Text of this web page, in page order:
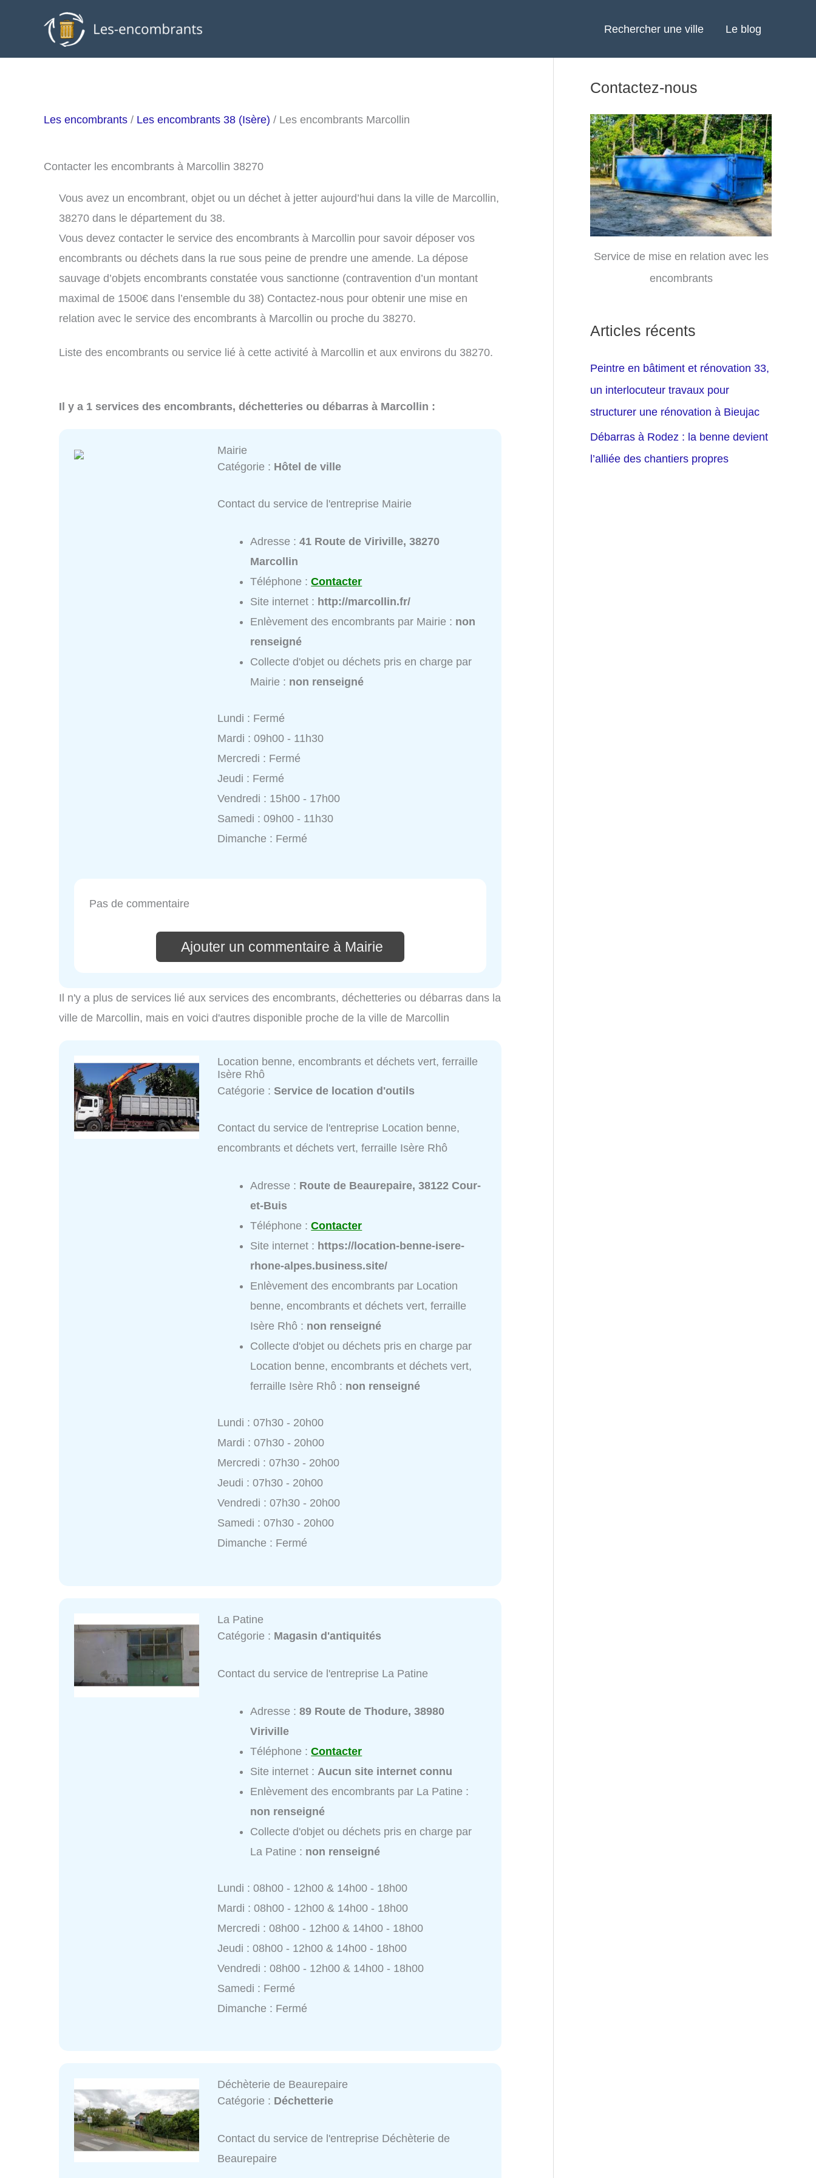
Rechercher une ville Le blog
Les encombrants / Les encombrants 38 (Isère) / Les encombrants Marcollin
Contacter les encombrants à Marcollin 38270
Vous avez un encombrant, objet ou un déchet à jetter aujourd’hui dans la ville de Marcollin,
38270 dans le département du 38.
Vous devez contacter le service des encombrants à Marcollin pour savoir déposer vos
encombrants ou déchets dans la rue sous peine de prendre une amende. La dépose
sauvage d’objets encombrants constatée vous sanctionne (contravention d’un montant
maximal de 1500€ dans l’ensemble du 38) Contactez-nous pour obtenir une mise en
relation avec le service des encombrants à Marcollin ou proche du 38270.
Liste des encombrants ou service lié à cette activité à Marcollin et aux environs du 38270.
Il y a 1 services des encombrants, déchetteries ou débarras à Marcollin :
Mairie
Catégorie : Hôtel de ville
Contact du service de l'entreprise Mairie
Adresse :41 Route de Viriville, 38270
Marcollin
Téléphone :Contacter
Site internet : http://marcollin.fr/
Enlèvement des encombrants par Mairie : non
renseigné
Collecte d'objet ou déchets pris en charge par
Mairie : non renseigné
Lundi : Fermé
Mardi : 09h00 - 11h30
Mercredi : Fermé
Jeudi : Fermé
Vendredi : 15h00 - 17h00
Samedi : 09h00 - 11h30
Dimanche : Fermé
Pas de commentaire
Ajouter un commentaire à Mairie
Il n'y a plus de services lié aux services des encombrants, déchetteries ou débarras dans la
ville de Marcollin, mais en voici d'autres disponible proche de la ville de Marcollin
Location benne, encombrants et déchets vert, ferraille
Isère Rhô
Catégorie :Service de location d'outils
Contact du service de l'entreprise Location benne,
encombrants et déchets vert, ferraille Isère Rhô
Adresse : Route de Beaurepaire, 38122 Cour-
et-Buis
Téléphone :Contacter
Site internet : https://location-benne-isere-
rhone-alpes.business.site/
Enlèvement des encombrants par Location
benne, encombrants et déchets vert, ferraille
Isère Rhô : non renseigné
Collecte d'objet ou déchets pris en charge par
Location benne, encombrants et déchets vert,
ferraille Isère Rhô : non renseigné
Lundi : 07h30 - 20h00
Mardi : 07h30 - 20h00
Mercredi : 07h30 - 20h00
Jeudi : 07h30 - 20h00
Vendredi : 07h30 - 20h00
Samedi : 07h30 - 20h00
Dimanche : Fermé
La Patine
Catégorie : Magasin d'antiquités
Contact du service de l'entreprise La Patine
Adresse :89 Route de Thodure, 38980
Viriville
Téléphone :Contacter
Site internet : Aucun site internet connu
Enlèvement des encombrants par La Patine :
non renseigné
Collecte d'objet ou déchets pris en charge par
La Patine : non renseigné
Lundi : 08h00 - 12h00 & 14h00 - 18h00
Mardi : 08h00 - 12h00 & 14h00 - 18h00
Mercredi : 08h00 - 12h00 & 14h00 - 18h00
Jeudi : 08h00 - 12h00 & 14h00 - 18h00
Vendredi : 08h00 - 12h00 & 14h00 - 18h00
Samedi : Fermé
Dimanche : Fermé
Déchèterie de Beaurepaire
Catégorie : Déchetterie
Contact du service de l'entreprise Déchèterie de
Beaurepaire
Contactez-nous
Service de mise en relation avec les
encombrants
Articles récents
Peintre en bâtiment et rénovation 33,
un interlocuteur travaux pour
structurer une rénovation à Bieujac
Débarras à Rodez : la benne devient
l’alliée des chantiers propres